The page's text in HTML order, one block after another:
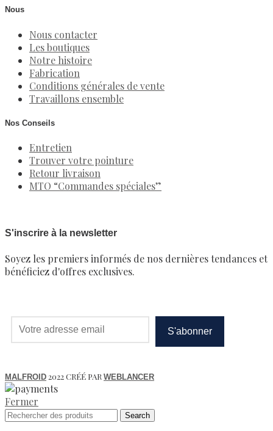
Nous
Nous contacter
Les boutiques
Notre histoire
Fabrication
Conditions générales de vente
Travaillons ensemble
Nos Conseils
Entretien
Trouver votre pointure
Retour livraison
MTO “Commandes spéciales”
S'inscrire à la newsletter
Soyez les premiers informés de nos dernières tendances et
bénéficiez d'offres exclusives.
MALFROID 2022 CRÉÉ PAR WEBLANCER
Fermer
Search